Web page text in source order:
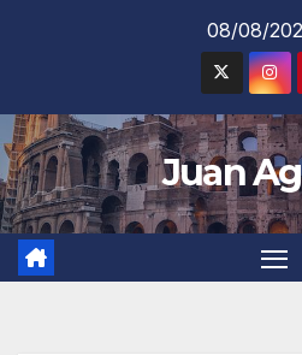
08/08/
Juan